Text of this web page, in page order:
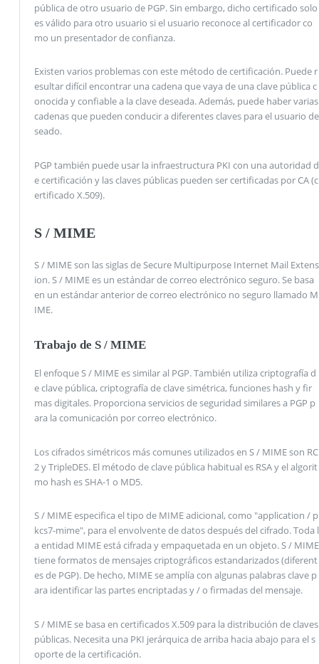
pública de otro usuario de PGP. Sin embargo, dicho certificado solo
es válido para otro usuario si el usuario reconoce al certificador co
mo un presentador de confianza.
Existen varios problemas con este método de certificación. Puede r
esultar difícil encontrar una cadena que vaya de una clave pública c
onocida y confiable a la clave deseada. Además, puede haber varias
cadenas que pueden conducir a diferentes claves para el usuario de
seado.
PGP también puede usar la infraestructura PKI con una autoridad d
e certificación y las claves públicas pueden ser certificadas por CA (c
ertificado X.509).
S / MIME
S / MIME son las siglas de Secure Multipurpose Internet Mail Extens
ion. S / MIME es un estándar de correo electrónico seguro. Se basa
en un estándar anterior de correo electrónico no seguro llamado M
IME.
Trabajo de S / MIME
El enfoque S / MIME es similar al PGP. También utiliza criptografía d
e clave pública, criptografía de clave simétrica, funciones hash y fir
mas digitales. Proporciona servicios de seguridad similares a PGP p
ara la comunicación por correo electrónico.
Los cifrados simétricos más comunes utilizados en S / MIME son RC
2 y TripleDES. El método de clave pública habitual es RSA y el algorit
mo hash es SHA-1 o MD5.
S / MIME especifica el tipo de MIME adicional, como "application / p
kcs7-mime", para el envolvente de datos después del cifrado. Toda l
a entidad MIME está cifrada y empaquetada en un objeto. S / MIME
tiene formatos de mensajes criptográficos estandarizados (diferent
es de PGP). De hecho, MIME se amplía con algunas palabras clave p
ara identificar las partes encriptadas y / o firmadas del mensaje.
S / MIME se basa en certificados X.509 para la distribución de claves
públicas. Necesita una PKI jerárquica de arriba hacia abajo para el s
oporte de la certificación.